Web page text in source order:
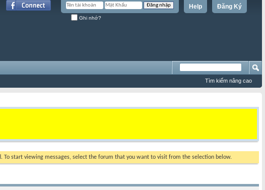
Đăng Ký
Help
Ghi nhớ?
Tìm kiếm nâng cao
To start viewing messages, select the forum that you want to visit from the selection below.